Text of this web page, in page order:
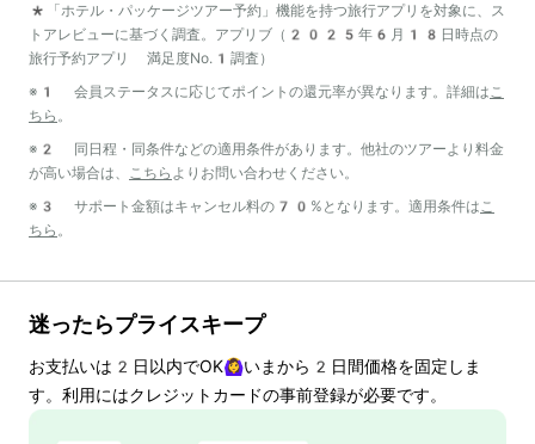
*「ホテル・パッケージツアー予約」機能を持つ旅行アプリを対象に、ス
トアレビューに基づく調査。アプリブ（2025年6月18日時点の
旅行予約アプリ 満足度No.1調査）
※1 会員ステータスに応じてポイントの還元率が異なります。詳細は こ
ちら 。
※2 同日程・同条件などの適用条件があります。他社のツアーより料金
が高い場合は、
こちら よりお問い合わせください。
※3 サポート金額はキャンセル料の70%となります。適用条件は こ
ちら 。
迷ったらプライスキープ
お支払いは 2 日以内でOK🙆‍♀️いまから 2 日間価格を固定しま
す。利用にはクレジットカードの事前登録が必要です。